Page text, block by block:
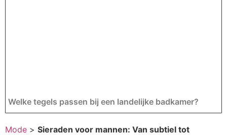
Welke tegels passen bij een landelijke badkamer?
Mode > Sieraden voor mannen: Van subtiel tot